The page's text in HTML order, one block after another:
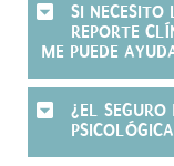
SI
REPORTE
ME PUEDE
¿EL